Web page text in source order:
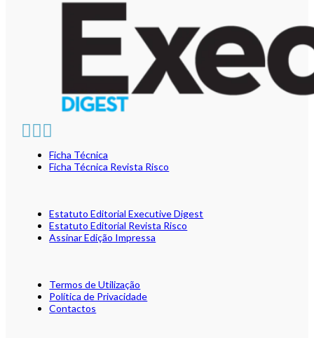
Ficha Técnica
Ficha Técnica Revista Risco
Estatuto Editorial Executive Digest
Estatuto Editorial Revista Risco
Assinar Edição Impressa
Termos de Utilização
Política de Privacidade
Contactos